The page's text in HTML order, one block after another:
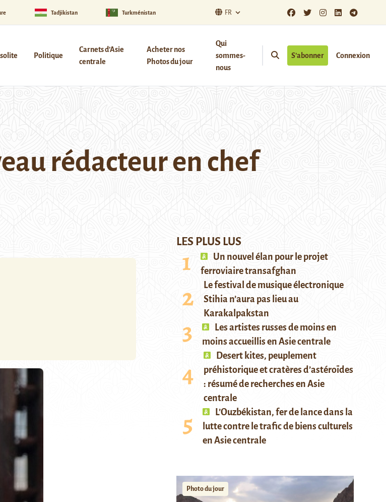
Tadjikistan Turkménistan FR
Politique
Carnets d’Asie
centrale
Acheter nos
Photos du jour
Qui
sommes-
nous
S’abonner Connexion
rédacteur en chef
LES PLUS LUS
Un nouvel élan pour le projet
ferroviaire transafghan
Le festival de musique électronique
Stihia n’aura pas lieu au
Karakalpakstan
Les artistes russes de moins en
moins accueillis en Asie centrale
Desert kites, peuplement
préhistorique et cratères d’astéroïdes
: résumé de recherches en Asie
centrale
L’Ouzbékistan, fer de lance dans la
lutte contre le trafic de biens culturels
en Asie centrale
Photo du jour